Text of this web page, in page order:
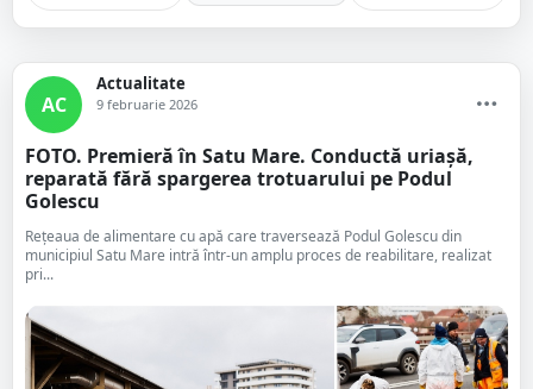
AC
Actualitate
9 februarie 2026
FOTO. Premieră în Satu Mare. Conductă uriașă,
reparată fără spargerea trotuarului pe Podul
Golescu
Rețeaua de alimentare cu apă care traversează Podul Golescu din
municipiul Satu Mare intră într-un amplu proces de reabilitare, realizat
pri...